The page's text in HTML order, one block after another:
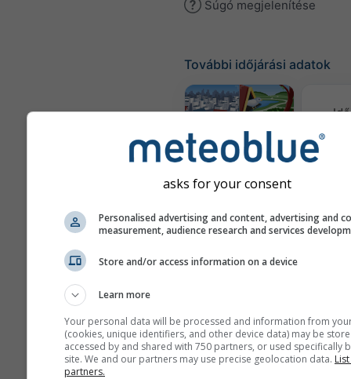
Súgó megjelenítése
További időjárási adatok
Webcams
Meteogramok
és
asks for your consent
Personalised advertising and content, advertising and
measurement, audience research and services
Store and/or access information on a device
Learn more
Your personal data will be processed and information from
(cookies, unique identifiers, and other device data) may be
accessed by and shared with 750 partners, or used specifically
site. We and our partners may use precise geolocation data.
partners.